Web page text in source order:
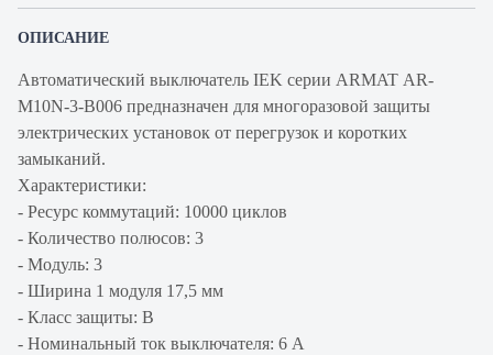
ОПИСАНИЕ
Автоматический выключатель IEK серии ARMAT AR-
M10N-3-B006 предназначен для многоразовой защиты
электрических установок от перегрузок и коротких
замыканий.
Характеристики:
- Ресурс коммутаций: 10000 циклов
- Количество полюсов: 3
- Модуль: 3
- Ширина 1 модуля 17,5 мм
- Класс защиты: В
- Номинальный ток выключателя: 6 А